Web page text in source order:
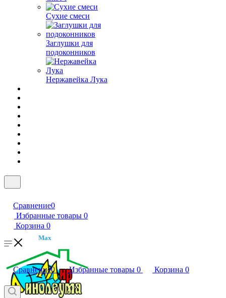
Сухие смеси
Заглушки для
подоконников
Нержавейка Лука
Сравнение0
Избранные товары 0
Корзина 0
Max
Сравнение0 Избранные товары 0 Корзина 0